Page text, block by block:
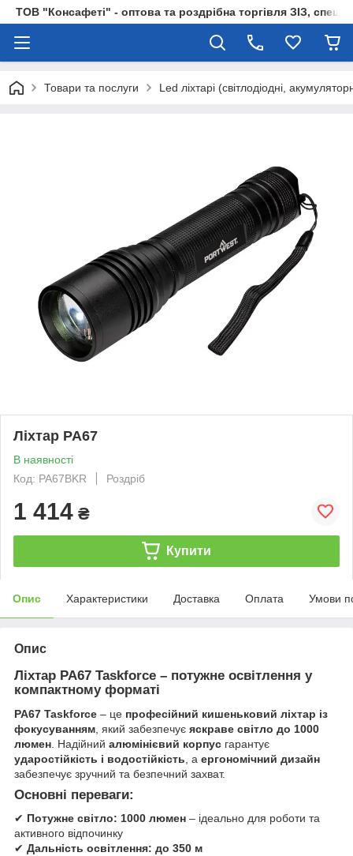
ТОВ "Консафеті" - оптова та роздрібна торгівля ЗІЗ,
Товари та послуги Led ліхтарі (світлодіодні,
Ліхтар PA67
В наявності
Код: PA67BKR
Роздріб
1 414 ₴
Купити
Опис Характеристики Доставка Оплата Умови
Опис
Ліхтар PA67 Taskforce – потужне освітлення у
компактному форматі
PA67 Taskforce – це професійний кишеньковий ліхтар із
фокусуванням , який забезпечує яскраве світло до 1000
люмен . Надійний алюмінієвий корпус гарантує
ударостійкість і водостійкість , а ергономічний дизайн
забезпечує зручний та безпечний захват.
Основні переваги:
✔ Потужне світло: 1000 люмен – ідеально для роботи та
активного відпочинку
✔ Дальність освітлення: до 350 м